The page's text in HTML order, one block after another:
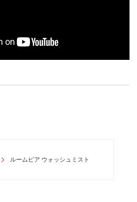
ルームピア ウォッシュミスト